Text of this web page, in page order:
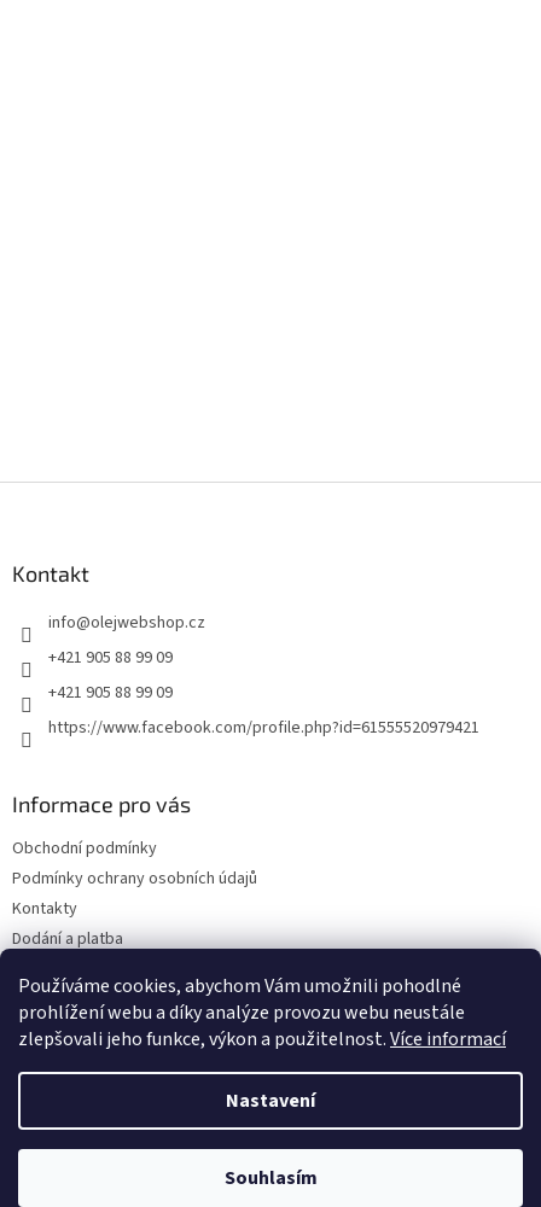
Používáme cookies, abychom Vám umožnili pohodlné
prohlížení webu a díky analýze provozu webu neustále
zlepšovali jeho funkce, výkon a použitelnost.Více informací
Nastavení
Souhlasím
Kontakt
info@olejwebshop.cz
+421 905 88 99 09
+421 905 88 99 09
https://www.facebook.com/profile.php?id=61555520979421
Informace pro vás
Obchodní podmínky
Podmínky ochrany osobních údajů
Kontakty
Dodání a platba
Hodnocení obchodu
Vytvořil Shoptet
Olejwebshop.cz. Všechna práva vyhrazena.